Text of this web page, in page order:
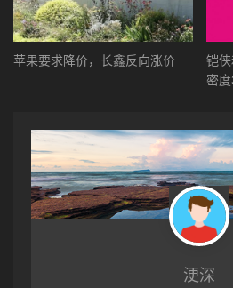
苹果要求降价，长鑫反向涨价
铠
密
浭深